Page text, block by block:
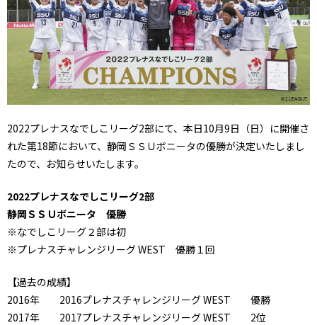
2022プレナスなでしこリーグ2部にて、本日10月9日（日）に開催さ
れた第18節において、静岡ＳＳＵボニータの優勝が決定いたしまし
たので、お知らせいたします。
2022プレナスなでしこリーグ2部
静岡ＳＳＵボニータ 優勝
※なでしこリーグ２部は初
※プレナスチャレンジリーグ WEST 優勝１回
【過去の成績】
2016年 2016プレナスチャレンジリーグ WEST 優勝
2017年 2017プレナスチャレンジリーグ WEST 2位